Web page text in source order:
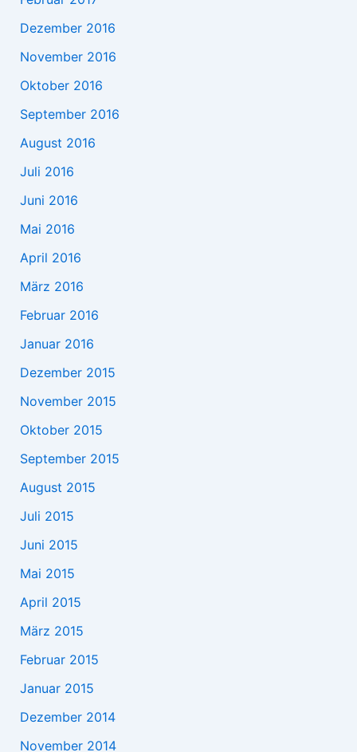
Dezember 2016
November 2016
Oktober 2016
September 2016
August 2016
Juli 2016
Juni 2016
Mai 2016
April 2016
März 2016
Februar 2016
Januar 2016
Dezember 2015
November 2015
Oktober 2015
September 2015
August 2015
Juli 2015
Juni 2015
Mai 2015
April 2015
März 2015
Februar 2015
Januar 2015
Dezember 2014
November 2014